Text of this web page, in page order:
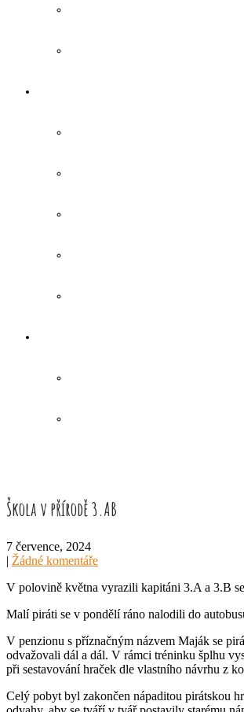
Škola v přírodě 3.AB
7 července, 2024
| Žádné komentáře
V polovině května vyrazili kapitáni 3.A a 3.B
Malí piráti se v pondělí ráno nalodili do
V penzionu s příznačným názvem Maják se
odvažovali dál a dál. V rámci tréninku šplhu
při sestavování hraček dle vlastního návrhu z
Celý pobyt byl zakončen nápaditou pirátskou